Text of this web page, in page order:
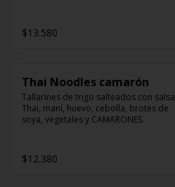
$13.580
Thai Noodles camarón
Tallarines de trigo salteados con salsa
Thai, maní, huevo, cebolla, brotes de
soya, vegetales y CAMARONES.
$12.380